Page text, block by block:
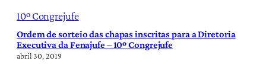
10º Congrejufe
Ordem de sorteio das chapas inscritas para a Diretoria
Executiva da Fenajufe – 10º Congrejufe
abril 30, 2019